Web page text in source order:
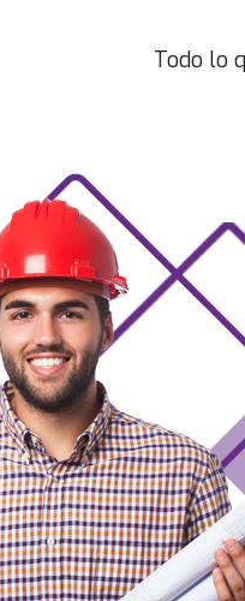
Todo lo